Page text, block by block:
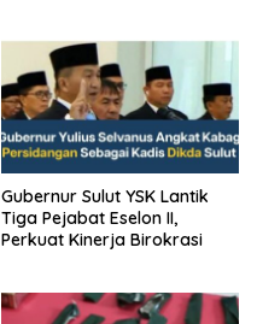
Gubernur Sulut YSK Lantik
Tiga Pejabat Eselon II,
Perkuat Kinerja Birokrasi